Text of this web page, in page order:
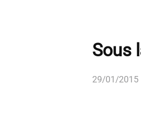
Sous
29/01/2015